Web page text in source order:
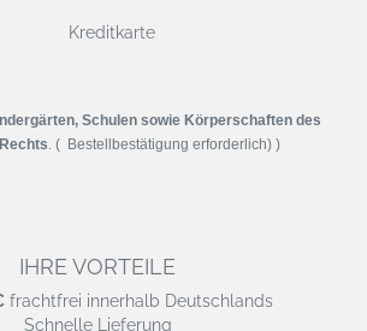
Kreditkarte
Schulen sowie Körperschaften des
. ( Bestellbestätigung erforderlich) )
IHRE VORTEILE
frachtfrei innerhalb Deutschlands
Schnelle Lieferung